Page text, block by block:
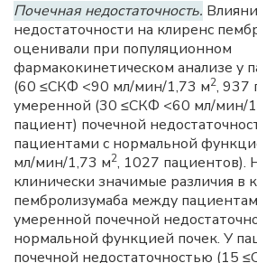
Почечная недостаточность.
недостаточности на клиренс
оценивали при популяционном
фармакокинетическом анализе у
(60 ≤СКФ <90 мл/мин/1,73 м2, 937
умеренной (30 ≤СКФ <60 мл/мин/
пациент) почечной
пациентами с нормальной
мл/мин/1,73 м2, 1027 пациентов).
клинически значимые различия в
пембролизумаба между
умеренной почечной
нормальной функцией почек. У
почечной недостаточностью (15